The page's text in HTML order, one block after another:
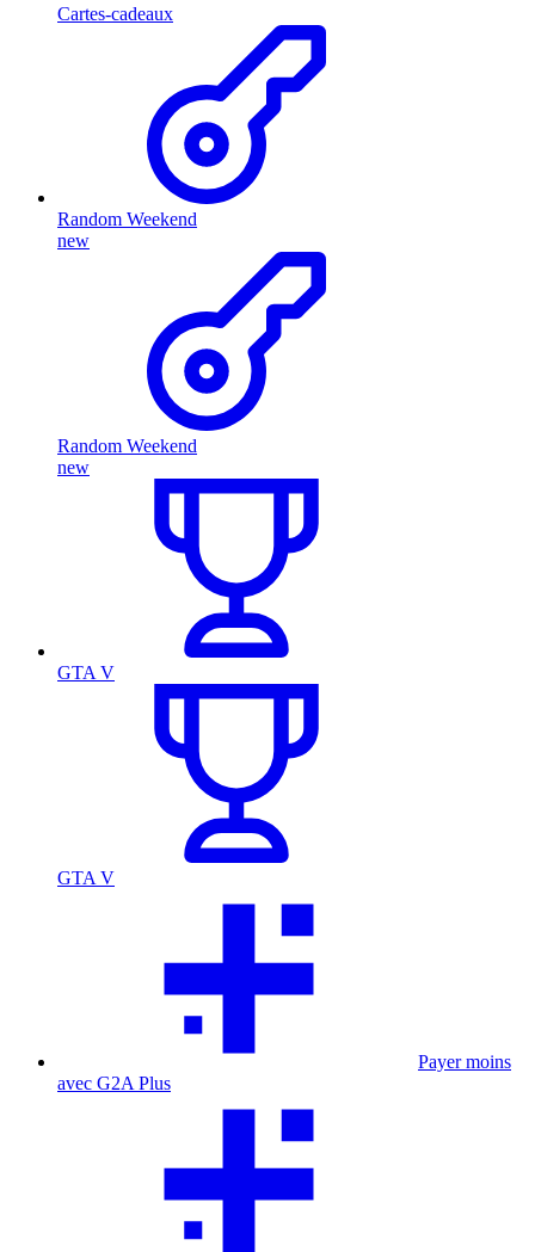
Cartes-cadeaux
Random Weekend
new
Random Weekend
new
GTA V
GTA V
Payer moins
avec G2A Plus